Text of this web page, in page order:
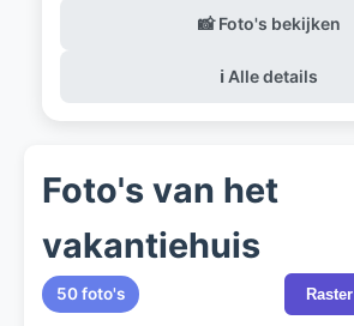
📸 Foto's bekijken
ℹ️ Alle details
Foto's van het
vakantiehuis
50 foto's Raster